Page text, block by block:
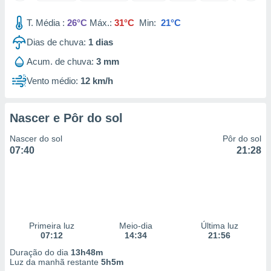
utilizar
criar
medir
da
medir o
fontes,
e melhorar
dados
T. Média : 26°C Máx.: 31°C Min: 21°C
Dias de chuva: 1 dias
Acum. de chuva: 3 mm
Vento médio: 12 km/h
Nascer e Pôr do sol
Nascer do sol
07:40
Pôr do sol
21:28
Primeira luz
07:12
Meio-dia
14:34
Última luz
21:56
Duração do dia 13h48m
Luz da manhã restante 5h5m